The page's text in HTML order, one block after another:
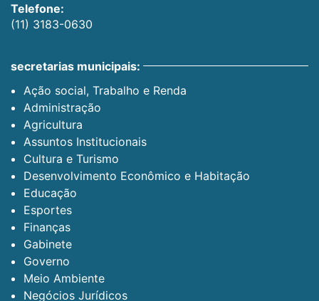
Telefone:
(11) 3183-0630
secretarias municipais:
Ação social, Trabalho e Renda
Administração
Agricultura
Assuntos Institucionais
Cultura e Turismo
Desenvolvimento Econômico e Habitação
Educação
Esportes
Finanças
Gabinete
Governo
Meio Ambiente
Negócios Jurídicos